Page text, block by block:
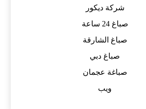
شركة ديكور
صباغ 24 ساعة
صباغ الشارقة
صباغ دبي
صباغة عجمان
ويب